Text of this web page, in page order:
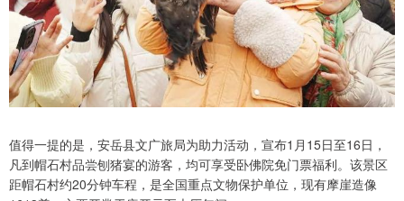
值得一提的是，安岳县文广旅局为助力活动，宣布1月15日至16日，
凡到帽石村品尝刨猪宴的游客，均可享受卧佛院免门票福利。该景区
距帽石村约20分钟车程，是全国重点文物保护单位，现有摩崖造像